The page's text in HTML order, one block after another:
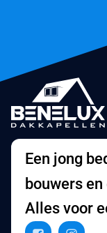
Een jong
bouwers
Alles voor